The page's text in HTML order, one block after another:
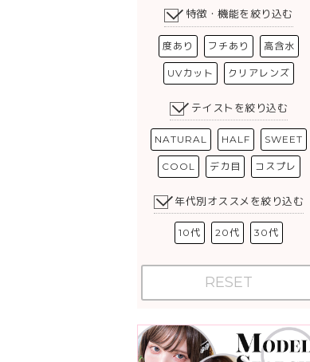
特徴・機能を絞り込む
度あり フチあり 高含水
UVカット クリアレンズ
テイストを絞り込む
NATURAL HALF SWEET
COOL デカ目 コスプレ
年代別オススメを絞り込む
10代 20代 30代
RESET